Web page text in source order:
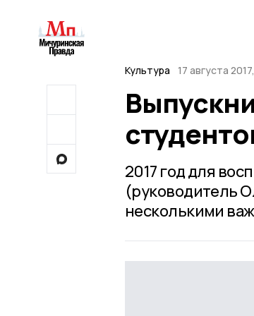
Культура 17 августа
2017 год для
(руководитель
несколькими